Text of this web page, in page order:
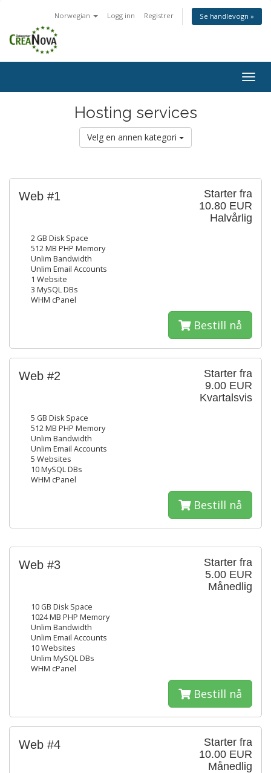
Norwegian Logg inn Registrer Se handlevogn »
Hosting services
Velg en annen kategori
Starter fra
10.80 EUR
Halvårlig
Web #1
2 GB Disk Space
512 MB PHP Memory
Unlim Bandwidth
Unlim Email Accounts
1 Website
3 MySQL DBs
WHM cPanel
Bestill nå
Starter fra
9.00 EUR
Kvartalsvis
Web #2
5 GB Disk Space
512 MB PHP Memory
Unlim Bandwidth
Unlim Email Accounts
5 Websites
10 MySQL DBs
WHM cPanel
Bestill nå
Starter fra
5.00 EUR
Månedlig
Web #3
10 GB Disk Space
1024 MB PHP Memory
Unlim Bandwidth
Unlim Email Accounts
10 Websites
Unlim MySQL DBs
WHM cPanel
Bestill nå
Starter fra
10.00 EUR
Månedlig
Web #4